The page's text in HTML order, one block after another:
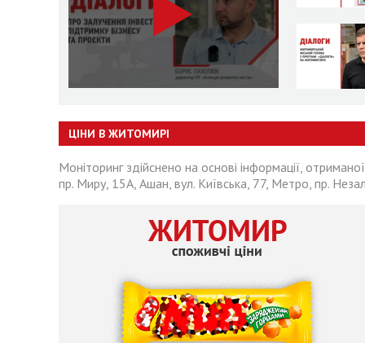
ЦІНИ В ЖИТОМИРІ
Моніторинг здійснено на основі інформації,
пр. Миру, 15А, Ашан, вул. Київська, 77, Метро, пр.